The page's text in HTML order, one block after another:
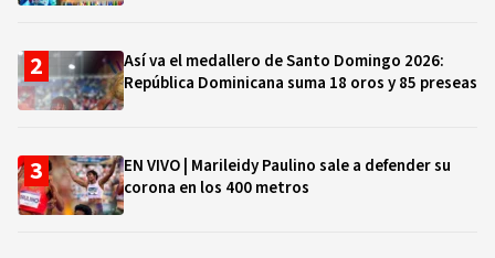
Así va el medallero de Santo Domingo 2026:
República Dominicana suma 18 oros y 85 preseas
EN VIVO | Marileidy Paulino sale a defender su
corona en los 400 metros